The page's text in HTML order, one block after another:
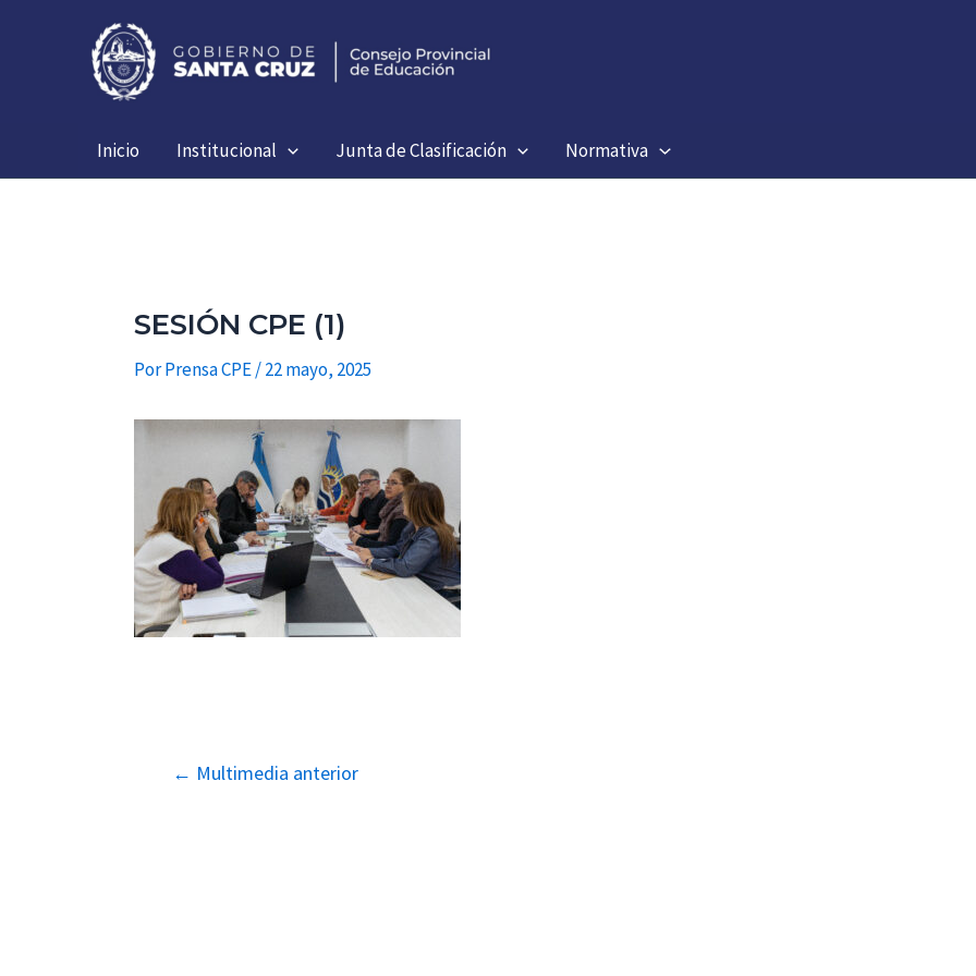
Inicio Institucional Junta de Clasificación Normativa
SESIÓN CPE (1)
PorPrensa CPE/22 mayo, 2025
Navegación
← Multimedia anterior